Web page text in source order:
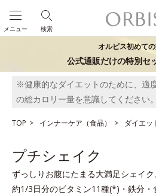
検索
メニュー
オルビス初めて
公式通販だけの特別セ
※健康的なダイエットのために、適
の総カロリー量を意識してください。
TOP インナーケア（食品） ダイエッ
プチシェイク
ずっしりお腹にたまる大満足シェイク
約1/3日分のビタミン11種(*)・鉄分・